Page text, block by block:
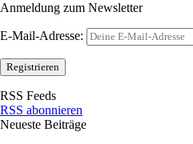
Anmeldung zum Newsletter
E-Mail-Adresse:
RSS Feeds
RSS abonnieren
Neueste Beiträge